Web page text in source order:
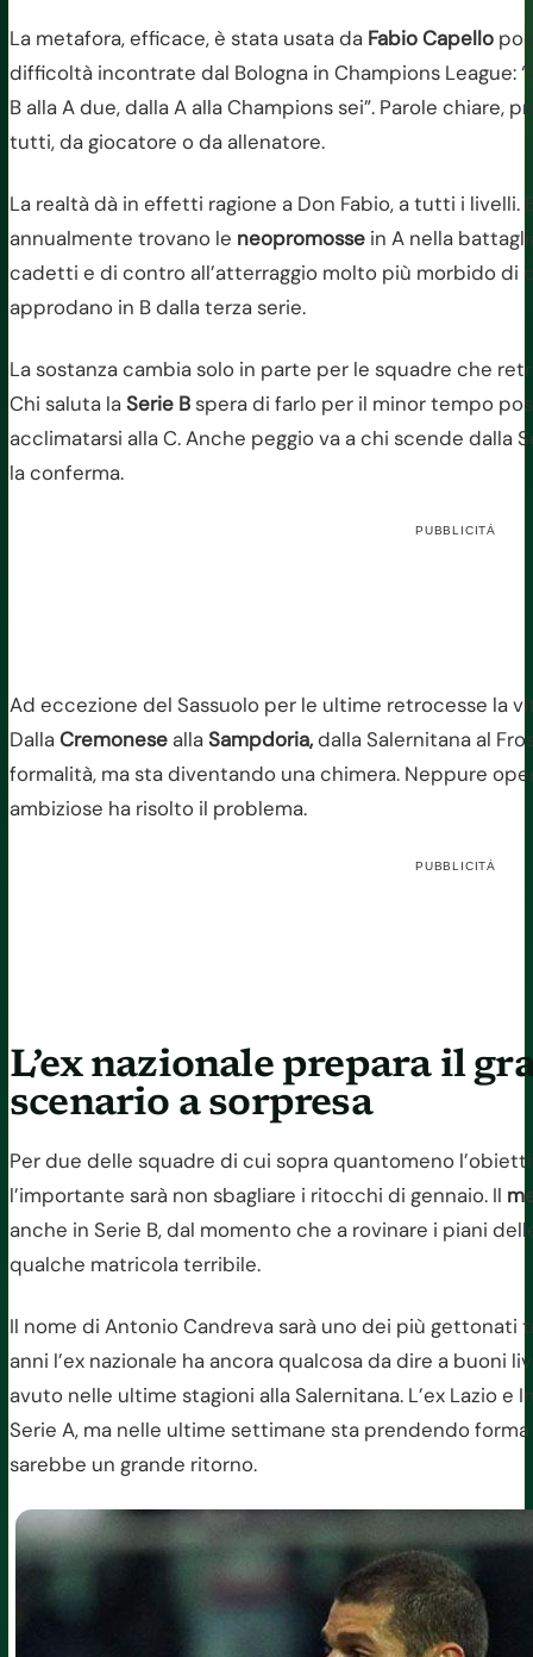
La metafora, efficace, è stata usata da Fabio Capello
difficoltà incontrate dal Bologna in Champions League:
B alla A due, dalla A alla Champions sei”. Parole chiare,
tutti, da giocatore o da allenatore.
La realtà dà in effetti ragione a Don Fabio, a tutti i
annualmente trovano le neopromosse in A nella
cadetti e di contro all’atterraggio molto più morbido di
approdano in B dalla terza serie.
La sostanza cambia solo in parte per le squadre che
Chi saluta laSerie Bspera di farlo per il minor tempo
acclimatarsi alla C. Anche peggio va a chi scende dalla
la conferma.
PUBBLICITÀ
Ad eccezione del Sassuolo per le ultime retrocesse la
DallaCremonese allaSampdoria,dalla Salernitana al
formalità, ma sta diventando una chimera. Neppure
ambiziose ha risolto il problema.
PUBBLICITÀ
L’ex nazionale prepara il
scenario a sorpresa
Per due delle squadre di cui sopra quantomeno
l’importante sarà non sbagliare i ritocchi di gennaio. Il
anche in Serie B, dal momento che a rovinare i piani
qualche matricola terribile.
Il nome di Antonio Candreva sarà uno dei più gettonati
anni l’ex nazionale ha ancora qualcosa da dire a buoni
avuto nelle ultime stagioni alla Salernitana. L’ex Lazio
Serie A, ma nelle ultime settimane sta prendendo
sarebbe un grande ritorno.